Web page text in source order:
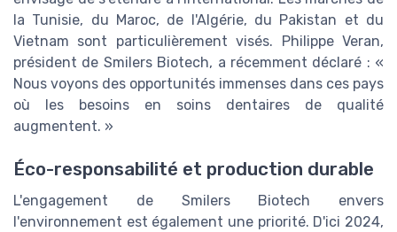
la Tunisie, du Maroc, de l'Algérie, du Pakistan et du
Vietnam sont particulièrement visés. Philippe Veran,
président de Smilers Biotech, a récemment déclaré : «
Nous voyons des opportunités immenses dans ces pays
où les besoins en soins dentaires de qualité
augmentent. »
Éco-responsabilité et production durable
L'engagement de Smilers Biotech envers
l'environnement est également une priorité. D'ici 2024,